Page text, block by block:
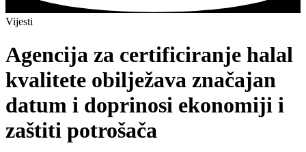
Vijesti
Agencija za certificiranje halal
kvalitete obilježava značajan
datum i doprinosi ekonomiji i
zaštiti potrošača